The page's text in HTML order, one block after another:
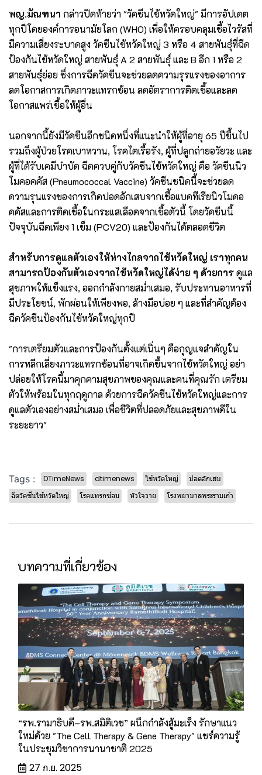
พญ.มัณฑนา กล่าวปิดท้ายว่า "วัคซีนไข้หวัดใหญ่" มีการอัปเดต
ทุกปีโดยองค์การอนามัยโลก (WHO) เพื่อให้ครอบคลุมเชื้อไวรัสที่
มีความเสี่ยงระบาดสูง วัคซีนไข้หวัดใหญ่ 3 หรือ 4 สายพันธุ์ที่ฉีด
ป้องกันไข้หวัดใหญ่ สายพันธุ์ A 2 สายพันธุ์ และ B อีก 1 หรือ 2
สายพันธุ์ย่อย ซึ่งการฉีดวัคซีนจะช่วยลดความรุรแรงของอาการ
ลดโอกาสการเกิดภาวะแทรกซ้อน ลดอัตราการติดเชื้อและลด
โอกาสแพร่เชื้อให้ผู้อื่น
นอกจากนี้ยังมีวัคซีนอีกชนิดหนึ่งที่แนะนำให้ผู้ที่อายุ 65 ปีขึ้นไป
รวมถึงผู้ป่วยโรคเบาหวาน, โรคไตเรื้อรัง, ผู้ที่ปลูกถ่ายอวัยวะ และ
ผู้ที่ได้รับเคมีบำบัด ฉีดควบคู่กับวัคซีนไข้หวัดใหญ่ คือ วัคซีนนิว
โมคอคคัส (Pneumococcal Vaccine) วัคซีนชนิดนี้จะช่วยลด
ความรุนแรงของการเกิดปอดอักเสบจากเชื้อแบคทีเรียนิวโมคอ
คคัสและการติดเชื้อในกระแสเลือดจากเชื้อตัวนี้ โดยวัคซีนนี้
ปัจจุบันฉีดเพียง 1 เข็ม (PCV20) และป้องกันได้ตลอดชีวิต
สำหรับการดูแลตัวเองให้ห่างไกลจากไข้หวัดใหญ่ เราทุกคน
สามารถป้องกันตัวเองจากไข้หวัดใหญ่ได้ง่าย ๆ ด้วยการดูแล
สุขภาพให้แข็งแรง, ออกกำลังกายสม่ำเสมอ, รับประทานอาหารที่
มีประโยชน์, พักผ่อนให้เพียงพอ, ล้างมือบ่อย ๆ และที่สำคัญต้อง
ฉีดวัคซีนป้องกันไข้หวัดใหญ่ทุกปี
"การเตรียมตัวและการป้องกันตั้งแต่เนิ่นๆ คือกุญแจสำคัญใน
การหลีกเลี่ยงภาวะแทรกซ้อนที่อาจเกิดขึ้นจากไข้หวัดใหญ่ อย่า
ปล่อยให้โรคนี้มาคุกคามสุขภาพของคุณและคนที่คุณรัก เตรียม
ตัวให้พร้อมในทุกฤดูกาล ด้วยการฉีดวัคซีนไข้หวัดใหญ่และการ
ดูแลตัวเองอย่างสม่ำเสมอ เพื่อชีวิตที่ปลอดภัยและสุขภาพดีใน
ระยะยาว"
Tags : DTimeNews dtimenews ไข้หวัดใหญ่
ปอดอักเสบ
ฉีดวัคซีนไข้หวัดใหญ่
โรคแทรกซ้อน หัวใจวาย โรงพยาบาลพระรามเก้า
บทความที่เกี่ยวข้อง
“รพ.รามาธิบดี–รพ.สมิติเวช” ผนึกกำลังสู้มะเร็ง รักษาแนว
ใหม่ด้วย "The Cell Therapy & Gene Therapy" แชร์ความรู้
ในประชุมวิชาการนานาชาติ 2025
27 ก.ย. 2025